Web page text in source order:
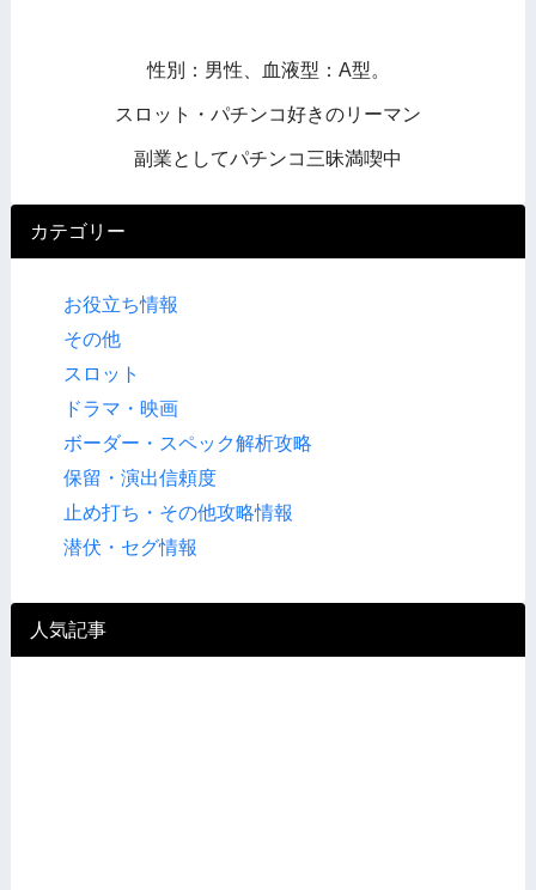
性別：男性、血液型：A型。
スロット・パチンコ好きのリーマン
副業としてパチンコ三昧満喫中
カテゴリー
お役立ち情報
その他
スロット
ドラマ・映画
ボーダー・スペック解析攻略
保留・演出信頼度
止め打ち・その他攻略情報
潜伏・セグ情報
人気記事